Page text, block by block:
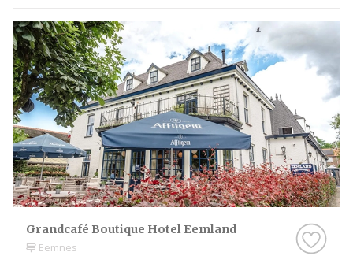
Grandcafé Boutique Hotel Eemland
Eemnes